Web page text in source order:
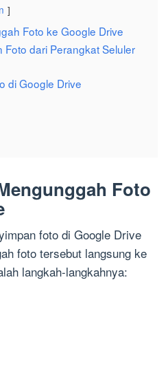
Foto ke Google Drive
dari Perangkat Seluler
di Google Drive
Foto
foto di Google Drive
foto tersebut langsung ke
langkah-langkahnya: